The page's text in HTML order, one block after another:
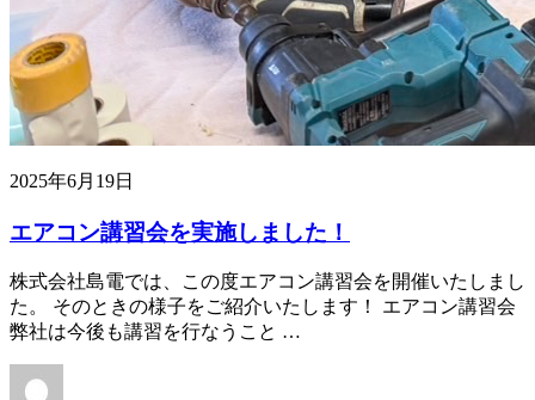
2025年6月19日
エアコン講習会を実施しました！
株式会社島電では、この度エアコン講習会を開催いたしまし
た。 そのときの様子をご紹介いたします！ エアコン講習会
弊社は今後も講習を行なうこと …